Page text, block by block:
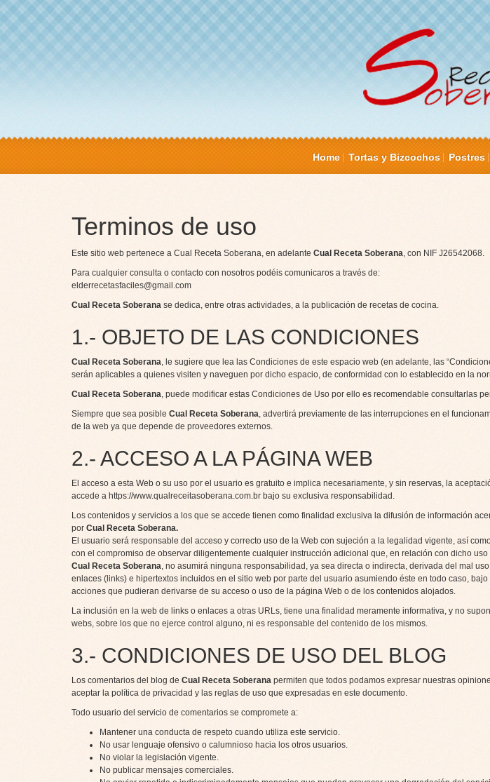
Home Tortas y Bizcochos Postres
Terminos de uso
Este sitio web pertenece a Cual Receta Soberana, en adelante Cual Receta Soberana, con NIF J26542068.
Para cualquier consulta o contacto con nosotros podéis comunicaros a través de:
elderrecetasfaciles@gmail.com
Cual Receta Soberana se dedica, entre otras actividades, a la publicación de recetas de cocina.
1.- OBJETO DE LAS CONDICIONES
Cual Receta Soberana, le sugiere que lea las Condiciones de este espacio web (en adelante, las
serán aplicables a quienes visiten y naveguen por dicho espacio, de conformidad con lo establecido en la
Cual Receta Soberana, puede modificar estas Condiciones de Uso por ello es recomendable consultarlas
Siempre que sea posible Cual Receta Soberana, advertirá previamente de las interrupciones en el
de la web ya que depende de proveedores externos.
2.- ACCESO A LA PÁGINA WEB
El acceso a esta Web o su uso por el usuario es gratuito e implica necesariamente, y sin reservas, la
accede a https://www.qualreceitasoberana.com.br bajo su exclusiva responsabilidad.
Los contenidos y servicios a los que se accede tienen como finalidad exclusiva la difusión de información
por Cual Receta Soberana.
El usuario será responsable del acceso y correcto uso de la Web con sujeción a la legalidad vigente, así
con el compromiso de observar diligentemente cualquier instrucción adicional que, en relación con dicho
Cual Receta Soberana, no asumirá ninguna responsabilidad, ya sea directa o indirecta, derivada del mal
enlaces (links) e hipertextos incluidos en el sitio web por parte del usuario asumiendo éste en todo caso,
acciones que pudieran derivarse de su acceso o uso de la página Web o de los contenidos alojados.
La inclusión en la web de links o enlaces a otras URLs, tiene una finalidad meramente informativa, y no
webs, sobre los que no ejerce control alguno, ni es responsable del contenido de los mismos.
3.- CONDICIONES DE USO DEL BLOG
Los comentarios del blog de Cual Receta Soberana permiten que todos podamos expresar nuestras
aceptar la política de privacidad y las reglas de uso que expresadas en este documento.
Todo usuario del servicio de comentarios se compromete a:
Mantener una conducta de respeto cuando utiliza este servicio.
No usar lenguaje ofensivo o calumnioso hacia los otros usuarios.
No violar la legislación vigente.
No publicar mensajes comerciales.